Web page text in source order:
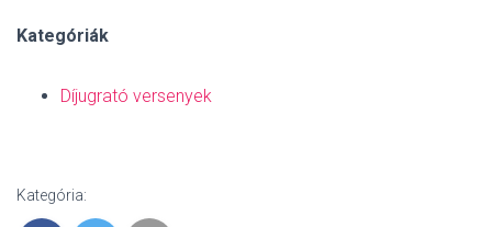
Kategóriák
Díjugrató versenyek
Kategória: